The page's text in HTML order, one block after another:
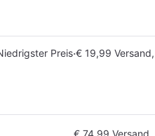
Preis·€ 19,99 Versand,
€ 74,99 Versand,